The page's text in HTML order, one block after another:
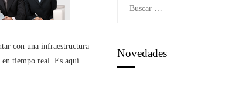
con una infraestructura
tiempo real. Es aquí
Novedades